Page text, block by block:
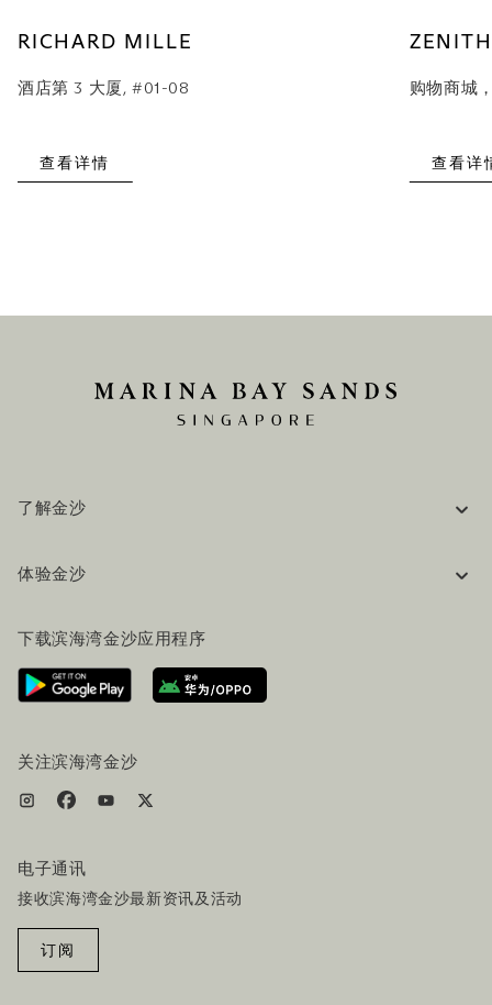
RICHARD MILLE
酒店第 3 大厦, #01-08
查看详情
ZENITH
购物商城
查看详
了解金沙
工作机会
联系我们
体验金沙
行程规划
路线指引
服务设施
下载滨海湾金沙应用程序
关注滨海湾金沙
电子通讯
接收滨海湾金沙最新资讯及活动
订阅